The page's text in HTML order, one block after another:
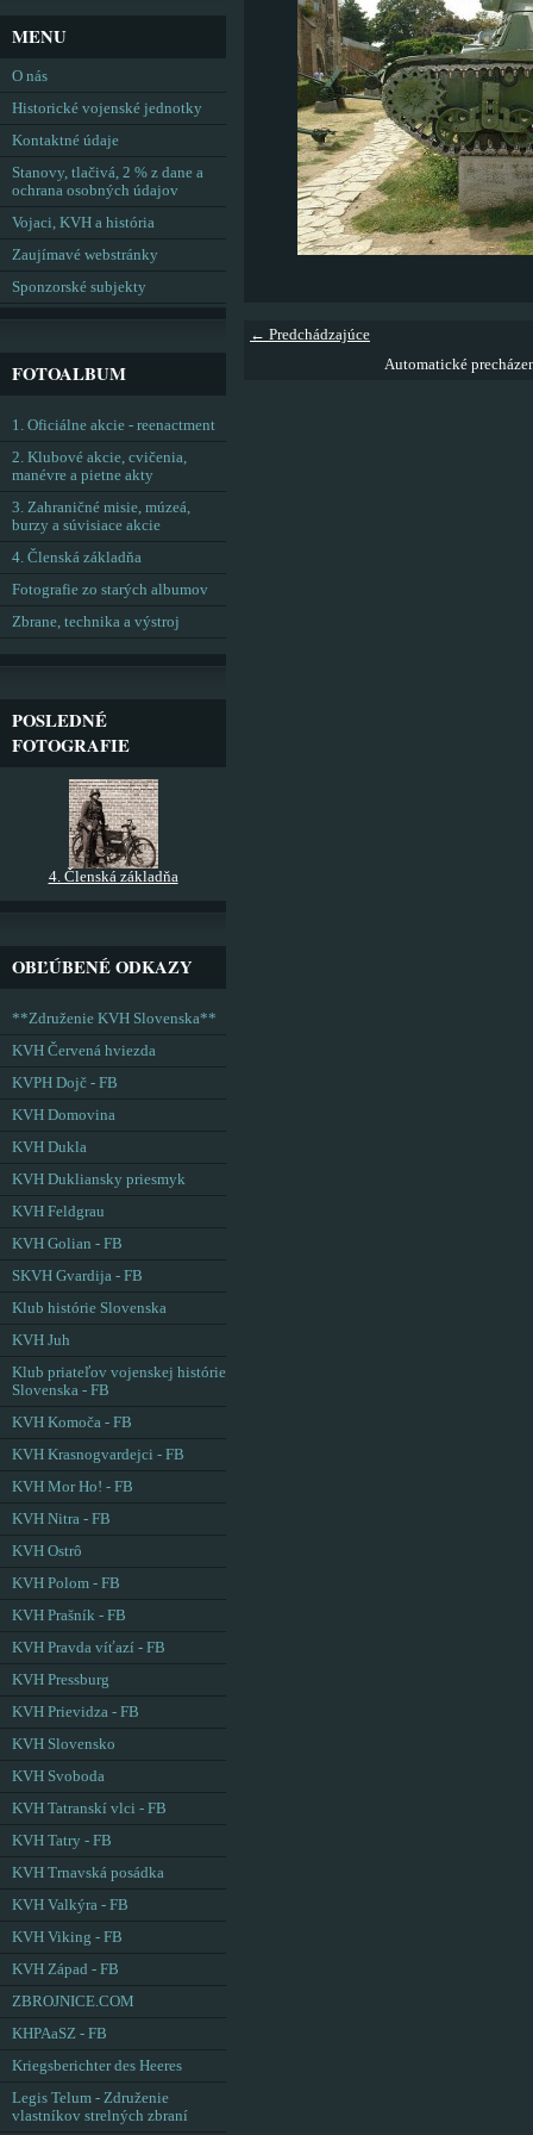
← Predchádzajúce
Automatické
MENU
O nás
Historické vojenské jednotky
Kontaktné údaje
Stanovy, tlačivá, 2 % z dane a
ochrana osobných údajov
Vojaci, KVH a história
Zaujímavé webstránky
Sponzorské subjekty
FOTOALBUM
1. Oficiálne akcie - reenactment
2. Klubové akcie, cvičenia,
manévre a pietne akty
3. Zahraničné misie, múzeá,
burzy a súvisiace akcie
4. Členská základňa
Fotografie zo starých albumov
Zbrane, technika a výstroj
POSLEDNÉ
FOTOGRAFIE
4. Členská základňa
OBĽÚBENÉ ODKAZY
**Združenie KVH Slovenska**
KVH Červená hviezda
KVPH Dojč - FB
KVH Domovina
KVH Dukla
KVH Dukliansky priesmyk
KVH Feldgrau
KVH Golian - FB
SKVH Gvardija - FB
Klub histórie Slovenska
KVH Juh
Klub priateľov vojenskej histórie
Slovenska - FB
KVH Komoča - FB
KVH Krasnogvardejci - FB
KVH Mor Ho! - FB
KVH Nitra - FB
KVH Ostrô
KVH Polom - FB
KVH Prašník - FB
KVH Pravda víťazí - FB
KVH Pressburg
KVH Prievidza - FB
KVH Slovensko
KVH Svoboda
KVH Tatranskí vlci - FB
KVH Tatry - FB
KVH Trnavská posádka
KVH Valkýra - FB
KVH Viking - FB
KVH Západ - FB
ZBROJNICE.COM
KHPAaSZ - FB
Kriegsberichter des Heeres
Legis Telum - Združenie
vlastníkov strelných zbraní